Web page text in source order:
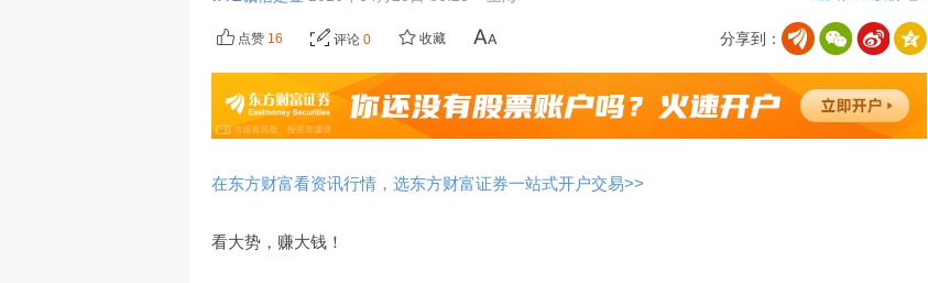
分享到：
点赞 16 评论 0 收藏
在东方财富看资讯行情，选东方财富证券一站式开户交易>>
看大势，赚大钱！